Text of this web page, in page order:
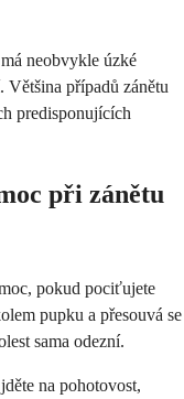
neobvykle úzké
Většina případů zánětu
predisponujících
při zánětu
pokud pociťujete
pupku a přesouvá se
sama odezní.
na pohotovost,